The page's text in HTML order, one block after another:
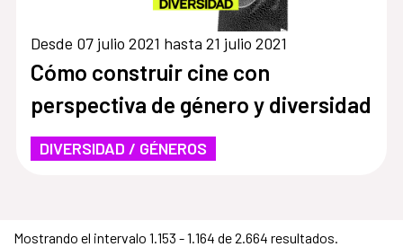
Desde 07 julio 2021 hasta 21 julio 2021
Cómo construir cine con
perspectiva de género y diversidad
DIVERSIDAD / GÉNEROS
Mostrando el intervalo 1.153 - 1.164 de 2.664 resultados.